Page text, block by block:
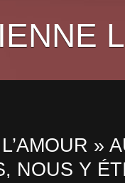
»
NOUS Y